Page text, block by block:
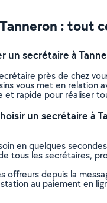
: tout
un secrétaire à
près de chez
vous met en relation
et rapide pour réaliser
un secrétaire à
en quelques
tous les secrétaires,
offreurs depuis la
au paiement en